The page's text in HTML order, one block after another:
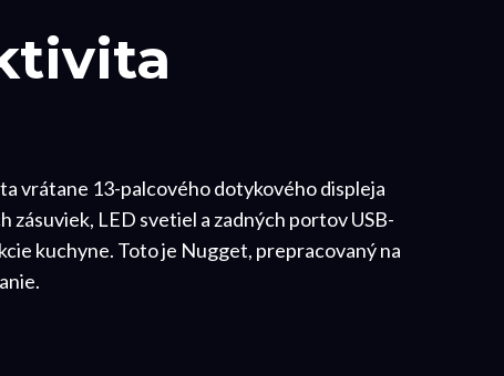
vrátane 13-palcového dotykového displeja
zásuviek, LED svetiel a zadných portov USB-
kuchyne. Toto je Nugget, prepracovaný na